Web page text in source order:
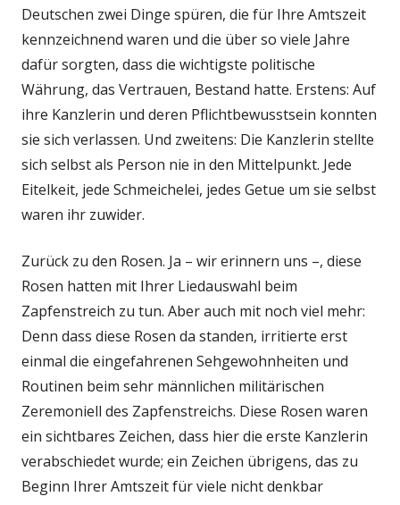
Deutschen zwei Dinge spüren, die für Ihre Amtszeit
kennzeichnend waren und die über so viele Jahre
dafür sorgten, dass die wichtigste politische
Währung, das Vertrauen, Bestand hatte. Erstens: Auf
ihre Kanzlerin und deren Pflichtbewusstsein konnten
sie sich verlassen. Und zweitens: Die Kanzlerin stellte
sich selbst als Person nie in den Mittelpunkt. Jede
Eitelkeit, jede Schmeichelei, jedes Getue um sie selbst
waren ihr zuwider.
Zurück zu den Rosen. Ja – wir erinnern uns –, diese
Rosen hatten mit Ihrer Liedauswahl beim
Zapfenstreich zu tun. Aber auch mit noch viel mehr:
Denn dass diese Rosen da standen, irritierte erst
einmal die eingefahrenen Sehgewohnheiten und
Routinen beim sehr männlichen militärischen
Zeremoniell des Zapfenstreichs. Diese Rosen waren
ein sichtbares Zeichen, dass hier die erste Kanzlerin
verabschiedet wurde; ein Zeichen übrigens, das zu
Beginn Ihrer Amtszeit für viele nicht denkbar